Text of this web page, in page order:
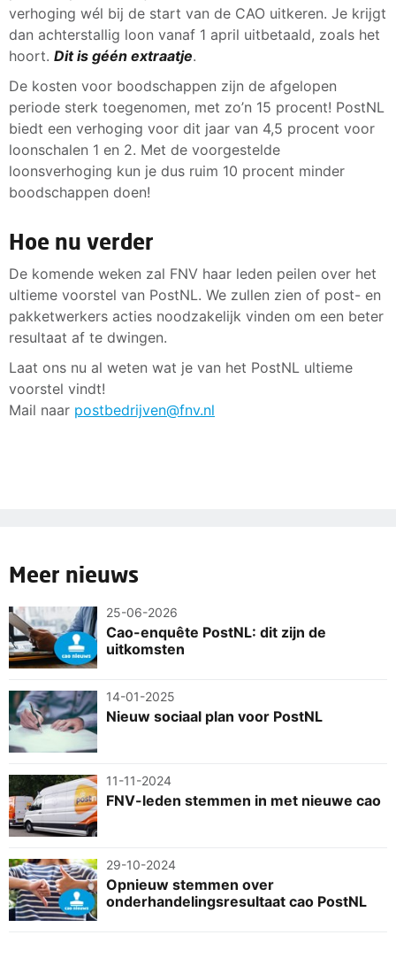
verhoging wél bij de start van de CAO uitkeren. Je krijgt
dan achterstallig loon vanaf 1 april uitbetaald, zoals het
hoort. Dit is géén extraatje.
De kosten voor boodschappen zijn de afgelopen
periode sterk toegenomen, met zo’n 15 procent! PostNL
biedt een verhoging voor dit jaar van 4,5 procent voor
loonschalen 1 en 2. Met de voorgestelde
loonsverhoging kun je dus ruim 10 procent minder
boodschappen doen!
Hoe nu verder
De komende weken zal FNV haar leden peilen over het
ultieme voorstel van PostNL. We zullen zien of post- en
pakketwerkers acties noodzakelijk vinden om een beter
resultaat af te dwingen.
Laat ons nu al weten wat je van het PostNL ultieme
voorstel vindt!
Mail naar postbedrijven@fnv.nl
Meer nieuws
25-06-2026
Cao-enquête PostNL: dit zijn de
uitkomsten
14-01-2025
Nieuw sociaal plan voor PostNL
11-11-2024
FNV-leden stemmen in met nieuwe cao
29-10-2024
Opnieuw stemmen over
onderhandelingsresultaat cao PostNL